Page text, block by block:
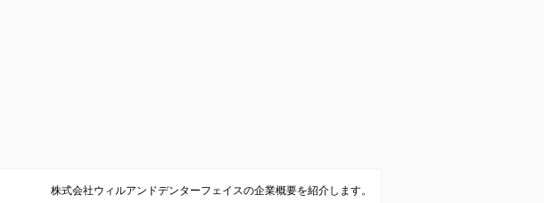
株式会社ウィルアンドデンターフェイスの企業概要を紹介します。